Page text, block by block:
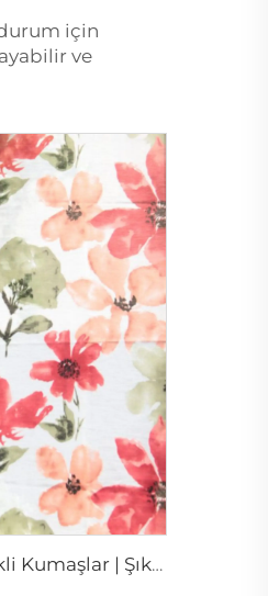
için
ve
Perde Malzemesi ve Çiçekli Kumaşlar | Şık Perde Sheers